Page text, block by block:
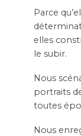
Parce
elles
le subir.
Nous
portraits
toutes
Nous